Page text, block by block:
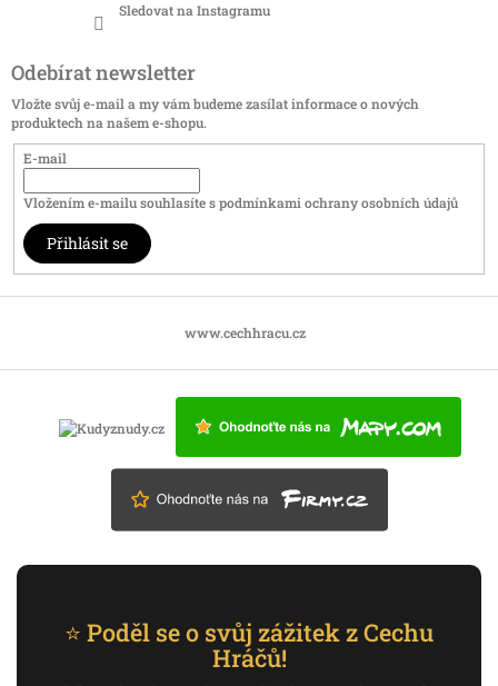
Sledovat na Instagramu
Odebírat newsletter
Vložte svůj e-mail a my vám budeme zasílat informace o nových
produktech na našem e-shopu.
E-mail
Vložením e-mailu souhlasíte spodmínkami ochrany osobních údajů
Přihlásit se
www.cechhracu.cz
⭐ Poděl se o svůj zážitek z Cechu
Hráčů!